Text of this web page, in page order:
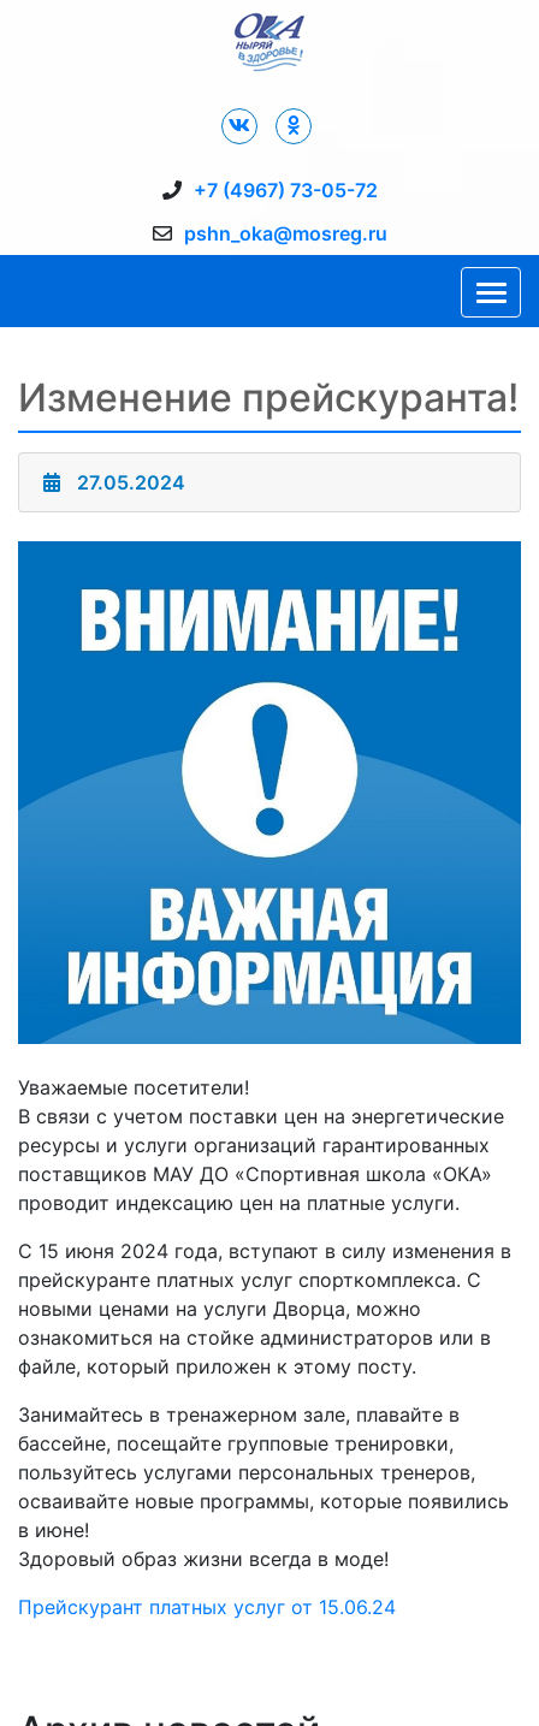
+7 (4967) 73-05-72
pshn_oka@mosreg.ru
Изменение прейскуранта!
27.05.2024
Уважаемые посетители!
В связи с учетом поставки цен на энергетические
ресурсы и услуги организаций гарантированных
поставщиков МАУ ДО «Спортивная школа «ОКА»
проводит индексацию цен на платные услуги.
С 15 июня 2024 года, вступают в силу изменения в
прейскуранте платных услуг спорткомплекса. С
новыми ценами на услуги Дворца, можно
ознакомиться на стойке администраторов или в
файле, который приложен к этому посту.
Занимайтесь в тренажерном зале, плавайте в
бассейне, посещайте групповые тренировки,
пользуйтесь услугами персональных тренеров,
осваивайте новые программы, которые появились
в июне!
Здоровый образ жизни всегда в моде!
Прейскурант платных услуг от 15.06.24